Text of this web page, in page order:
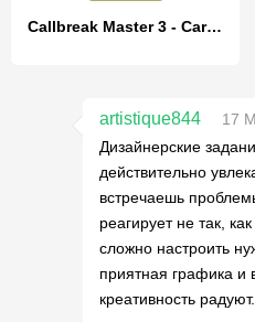
Callbreak Master 3 - Card Game
artistique844
17
Дизайнерские
действительно
встречаешь
реагирует не так,
сложно настроить
приятная графика и
креативность